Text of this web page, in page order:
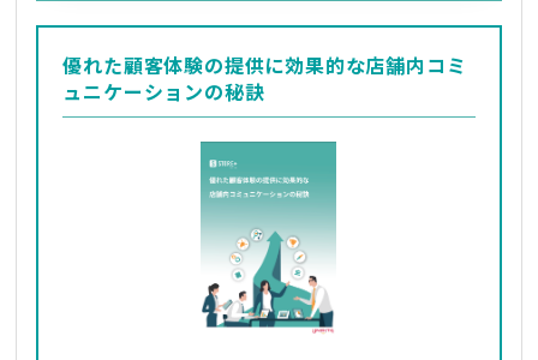
優れた顧客体験の提供に効果的な店舗内コミ
ュニケーションの秘訣